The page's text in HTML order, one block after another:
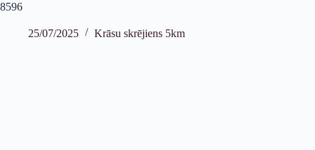
8596
25/07/2025 Krāsu skrējiens 5km